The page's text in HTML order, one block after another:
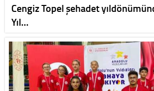
Cengiz Topel şehadet
Yıl…